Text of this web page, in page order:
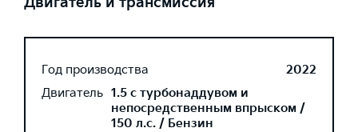
Год производства
2022
Двигатель 1.5 с турбонаддувом и
непосредственным впрыском /
150 л.с. / Бензин